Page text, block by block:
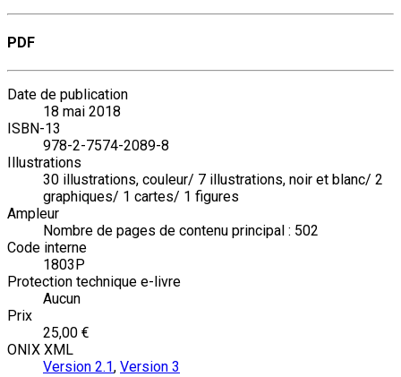
PDF
Date de publication
18 mai 2018
ISBN-13
978-2-7574-2089-8
Illustrations
30 illustrations, couleur/ 7 illustrations, noir et blanc/ 2
graphiques/ 1 cartes/ 1 figures
Ampleur
Nombre de pages de contenu principal : 502
Code interne
1803P
Protection technique e-livre
Aucun
Prix
25,00 €
ONIX XML
Version 2.1, Version 3